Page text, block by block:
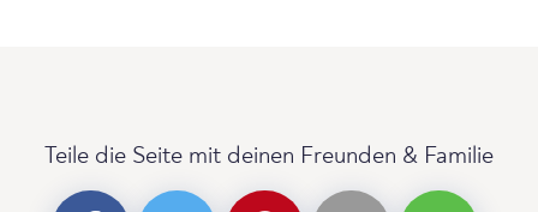
Teile die Seite mit deinen Freunden & Familie